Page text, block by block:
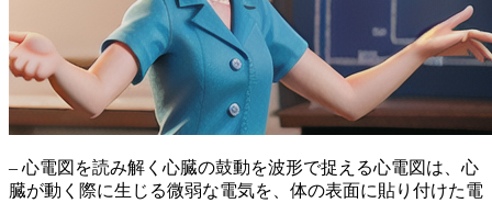
– 心電図を読み解く心臓の鼓動を波形で捉える心電図は、心
臓が動く際に生じる微弱な電気を、体の表面に貼り付けた電